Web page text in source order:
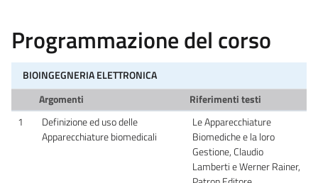
Programmazione del corso
BIOINGEGNERIA ELETTRONICA
Argomenti
Riferimenti testi
1
Definizione ed uso delle
Apparecchiature biomedicali
Le Apparecchiature
Biomediche e la loro
Gestione, Claudio
Lamberti e Werner Rainer,